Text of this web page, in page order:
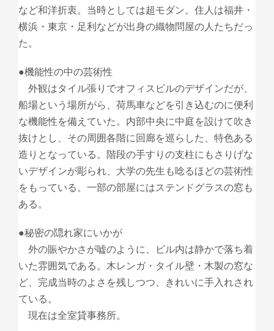
など和洋折衷。当時としては超モダン。住人は福井・
横浜・東京・足利などが出身の織物問屋の人たちだっ
た。
●機能性の中の芸術性
外観はタイル張りでオフィスビルのデザインだが、
船場という場所がら、荷馬車などを引き込むのに便利
な機能性を備えていた。内部中央に中庭を設けて吹き
抜けとし、その周囲各階に回廊を巡らした、特色ある
造りとなっている。階段の手すりの支柱にもさりげな
いデザインが彫られ、大学の先生も唸るほどの芸術性
をもっている。一部の部屋にはステンドグラスの窓も
ある。
●秘密の隠れ家にいかが
外の賑やかさが嘘のように、ビル内は静かで落ち着
いた雰囲気である。木レンガ・タイル壁・木製の窓な
ど、完成当時のよさを残しつつ、きれいに手入れされ
ている。
現在は全室貸事務所。